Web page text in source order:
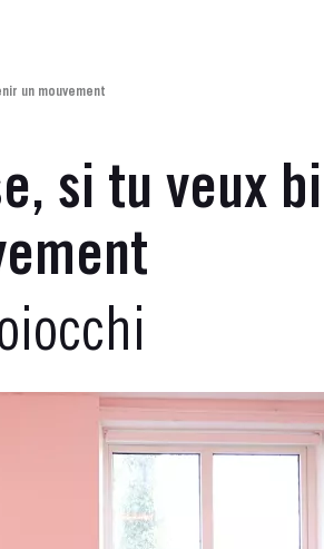
un mouvement
si tu veux